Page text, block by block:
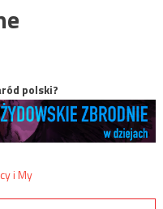
polski?